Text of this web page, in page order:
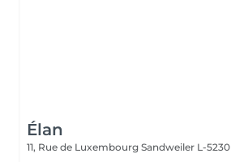
Élan
11, Rue de Luxembourg Sandweiler L-5230